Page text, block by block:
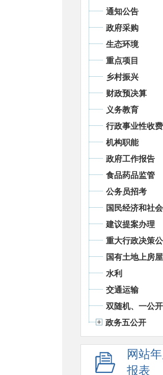
通知公告
政府采购
生态环境
重点项目
乡村振兴
财政预决算
义务教育
行政事业性收费
机构职能
政府工作报告
食品药品监管
公务员招考
建议提案办理
重大行政决策
国有土地上房
水利
交通运输
双随机、一公开
政务五公开
网站
报表